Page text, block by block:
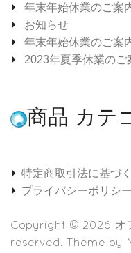
年末年始休業のご案
お知らせ
年末年始休業のご案
2023年夏季休業のご
商品 カテ
特定商取引法に基づ
プライバシーポリシー
Copyright © 2026 オ
reserved. Theme by